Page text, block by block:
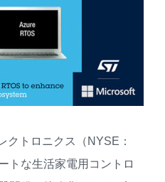
クトロニクス（NYSE：
トな生活家電用コントロ